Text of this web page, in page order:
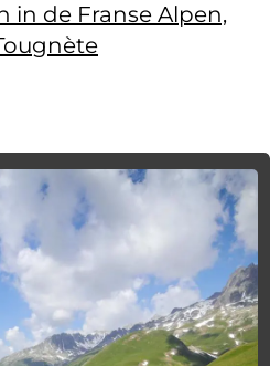
in de Franse Alpen,